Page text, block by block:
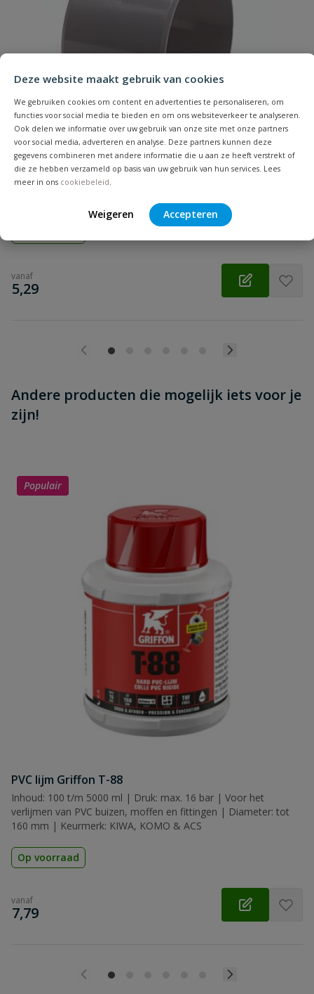
Deze website maakt gebruik van cookies
We gebruiken cookies om content en advertenties te personaliseren, om
functies voor social media te bieden en om ons websiteverkeer te analyseren.
Ook delen we informatie over uw gebruik van onze site met onze partners
voor social media, adverteren en analyse. Deze partners kunnen deze
gegevens combineren met andere informatie die u aan ze heeft verstrekt of
die ze hebben verzameld op basis van uw gebruik van hun services. Lees
meer in ons cookiebeleid
Weigeren Accepteren
Beoordeling versturen
PVC klemzadel
Aansluiting: inwendig lijm | Diameter: 75 t/m 125 mm | Kleur:
vanaf
€
5,29
Andere producten die mogelijk iets voor je
zijn!
Populair
PVC lijm Griffon T-88
Inhoud: 100 t/m 5000 ml | Druk: max. 16 bar | Voor het
verlijmen van PVC buizen, moffen en fittingen | Diameter: tot
160 mm | Keurmerk: KIWA, KOMO & ACS
Op voorraad
vanaf
€
7,79